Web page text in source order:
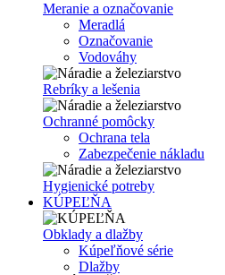
Meranie a označovanie
Meradlá
Označovanie
Vodováhy
Rebríky a lešenia
Ochranné pomôcky
Ochrana tela
Zabezpečenie nákladu
Hygienické potreby
KÚPEĽŇA
Obklady a dlažby
Kúpeľňové série
Dlažby